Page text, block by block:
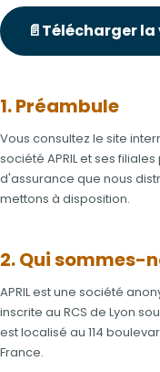
📄Télécharger la
1. Préambule
Vous consultez le site
société APRIL et ses
d'assurance que nous
mettons à disposition.
2. Qui sommes-
APRIL est une société
inscrite au RCS de Lyon
est localisé au 114
France.